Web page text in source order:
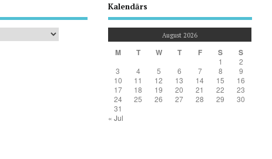
Kalendārs
August 2026
M T W T F S S
1
2
3
4 5 6 7 8
9
10
11 12 13 14 15
16
17
18 19 20 21 22
23
24
25 26 27 28 29
30
31
« Jul